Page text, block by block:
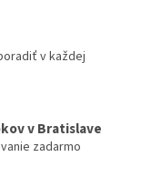
v každej
v Bratislave
zadarmo